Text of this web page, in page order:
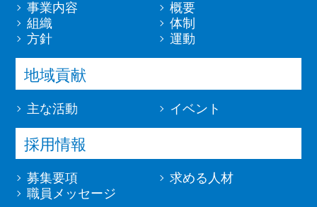
立、債権譲渡等の
取引事実に関する
渡の事実に
係る情報に
ついては当
本契約に係る申込
みに関する情報
当該照会日
以内
3.申込人は、第 5 条第 2 項の個人
同意いたします。
第４条（条項の不同意）
1.当金庫は、申込人が金銭消費貸借
契約、当座貸越契約（以下「本契
約」という）に必要な記載事項（本
申込 書で申込人が記載すべき事
項）の記入を希望しない場合および
本同意条項の内容の全部または 一
部に同意できない場合、本契約をお
断りすることがあります。ただし、
め
（7）他の事業者等から個人情報の
処理の全部または一部について委託
当該業務を適切に遂行するため
（8）申込人との契約や法律等に基
づく権利の行使や義務の履行のため
（9）市場調査ならびにﾃﾞｰﾀ分析や
ｱﾝｹｰﾄの実施等による金融商品やｻｰ
ﾋﾞｽの研究や開発のため
（10）ﾀﾞｲﾚｸﾄﾒｰﾙの発送等、金融
事業内容
概要
組織
体制
方針
運動
地域貢献
主な活動 イベント
採用情報
募集要項
求める人材
職員メッセージ